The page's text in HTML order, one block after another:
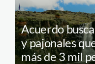
Acuerdo
y pajonales
más de 3 mil